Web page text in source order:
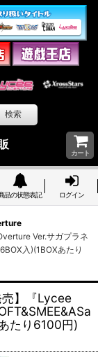
カート
品の状態表記 ログイン
Ver.サガプラネ
入)(1BOXあたり
売】『Lycee
たり6100円)